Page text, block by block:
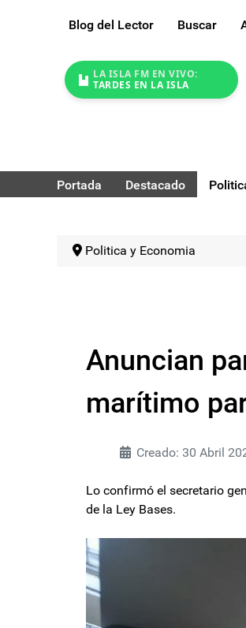
Blog del Lector Buscar
LA ISLA FM EN VIVO:
TARDES EN LA ISLA
Portada Destacado
Politica y Economia
Anuncian
marítimo
Creado: 30 Abril
Lo confirmó el secretario
de la Ley Bases.